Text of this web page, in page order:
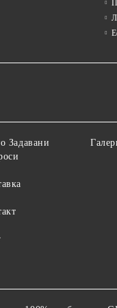
Задавани